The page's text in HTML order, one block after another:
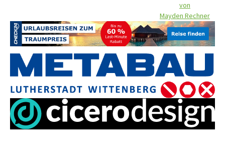
von
Mayden Rechner